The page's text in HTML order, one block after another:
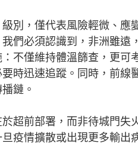
，僅代表風險輕微、應
們必須認識到，非洲雖遠
不僅維持體溫篩查，更可
時迅速追蹤。同時，前線
鏈。
前部署，而非待城門失
疫情擴散或出現更多輸出